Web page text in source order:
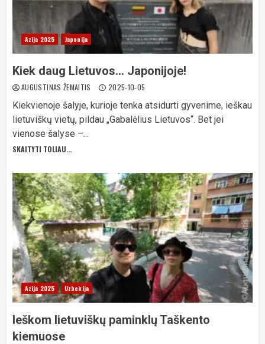
Azija 2025 Japonija
Kiek daug Lietuvos… Japonijoje!
AUGUSTINAS ŽEMAITIS 2025-10-05
Kiekvienoje šalyje, kurioje tenka atsidurti gyvenime, ieškau
lietuviškų vietų, pildau „Gabalėlius Lietuvos“. Bet jei
vienose šalyse –...
SKAITYTI TOLIAU...
Azija 2025 Uzbekija
Ieškom lietuviškų paminklų Taškento
kiemuose